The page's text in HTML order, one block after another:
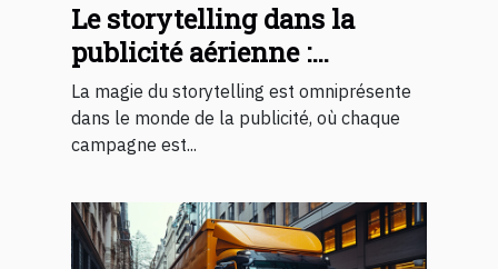
Le storytelling dans la
publicité aérienne :
comment les montgolfières
racontent une histoire
La magie du storytelling est omniprésente
dans le monde de la publicité, où chaque
campagne est...